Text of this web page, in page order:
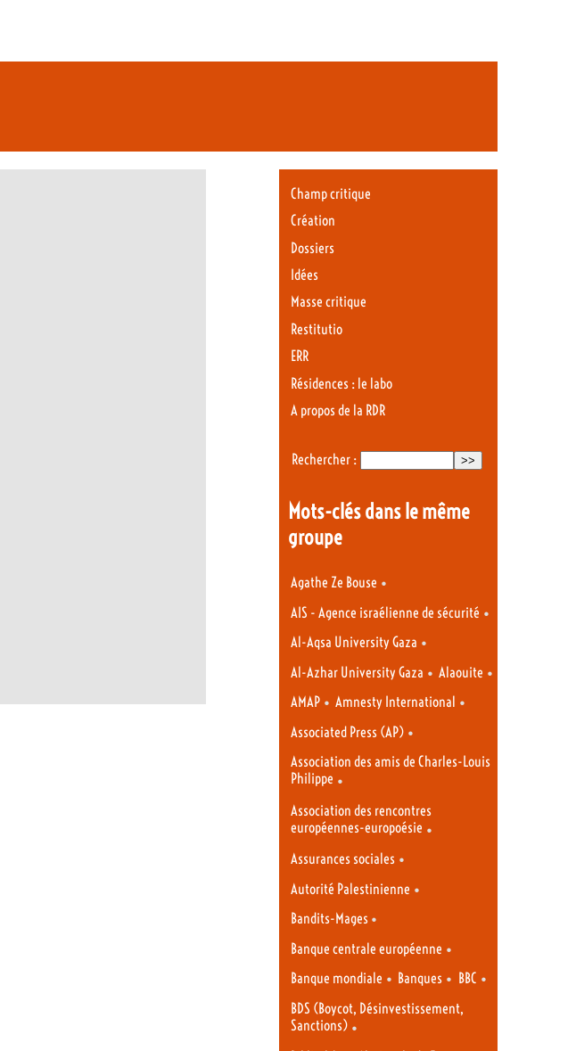
Champ critique
Création
Dossiers
Idées
Masse critique
Restitutio
ERR
Résidences : le labo
A propos de la RDR
Rechercher :
Mots-clés dans le même
groupe
Agathe Ze Bouse •
AIS - Agence israélienne de sécurité •
Al-Aqsa University Gaza •
Al-Azhar University Gaza • Alaouite •
AMAP • Amnesty International •
Associated Press (AP) •
Association des amis de Charles-Louis
Philippe •
Association des rencontres
européennes-europoésie •
Assurances sociales •
Autorité Palestinienne •
Bandits-Mages •
Banque centrale européenne •
Banque mondiale • Banques • BBC •
BDS (Boycot, Désinvestissement,
Sanctions) •